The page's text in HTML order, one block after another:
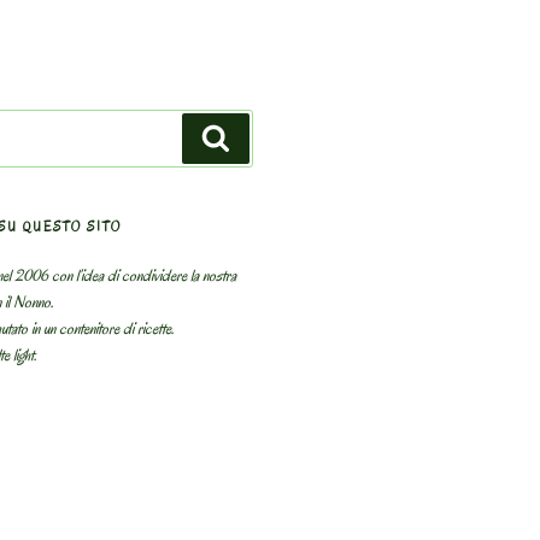
QUESTO SITO
2006 con l’idea di condividere la nostra
il Nonno.
in un contenitore di ricette.
light.